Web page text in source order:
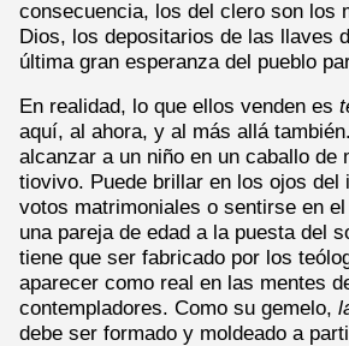
consecuencia, los del clero son los
Dios, los depositarios de las llaves
última gran esperanza del pueblo
En realidad, lo que ellos venden es
aquí, al ahora, y al más allá
alcanzar a un niño en un caballo de
tiovivo. Puede brillar en los ojos del
votos matrimoniales o sentirse en
una pareja de edad a la puesta del
tiene que ser fabricado por los
aparecer como real en las mentes
contempladores. Como su gemelo,
debe ser formado y moldeado a